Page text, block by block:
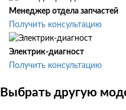
Менеджер отдела запчастей
Получить консультацию
Электрик-диагност
Получить консультацию
Выбрать другую